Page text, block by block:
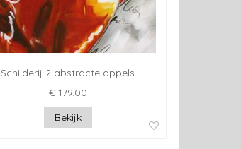
Schilderij 2 abstracte appels
€ 179.00
Bekijk